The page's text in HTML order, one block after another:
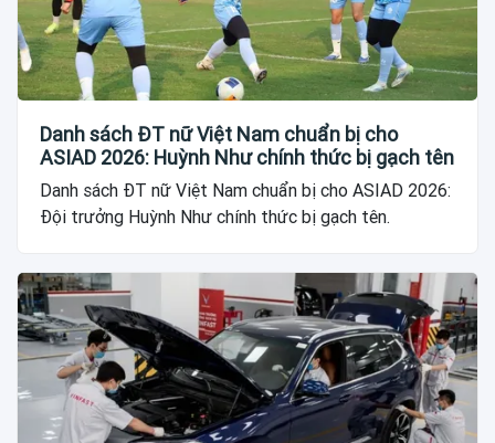
Danh sách ĐT nữ Việt Nam chuẩn bị cho
ASIAD 2026: Huỳnh Như chính thức bị gạch tên
Danh sách ĐT nữ Việt Nam chuẩn bị cho ASIAD 2026:
Đội trưởng Huỳnh Như chính thức bị gạch tên.